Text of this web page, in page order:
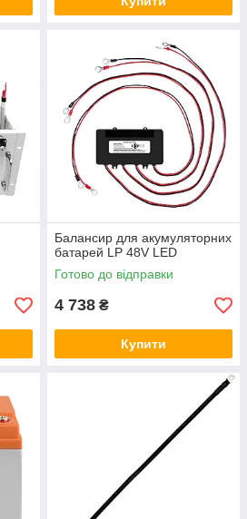
Балансир для акумуляторних
батарей LP 48V LED
Готово до відправки
4 738 ₴
Купити